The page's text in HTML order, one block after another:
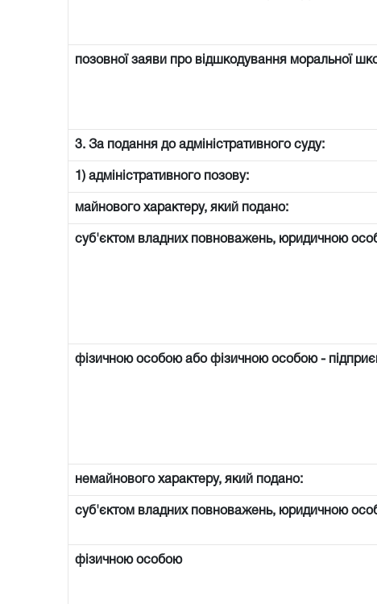
позовної заяви про відшкодування моральної
3. За подання до адміністративного суду:
1) адміністративного позову:
майнового характеру, який подано:
суб'єктом владних повноважень, юридичною
фізичною особою або фізичною особою -
немайнового характеру, який подано:
суб'єктом владних повноважень, юридичною
фізичною особою